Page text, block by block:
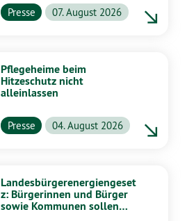
unterstützen
Presse 07. August 2026
Pflegeheime beim
Hitzeschutz nicht
alleinlassen
Presse 04. August 2026
Landesbürgerenergiengeset
z: Bürgerinnen und Bürger
sowie Kommunen sollen